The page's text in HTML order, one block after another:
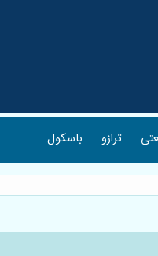
ترازو باسکول